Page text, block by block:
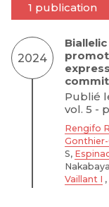
1 publication
2024
Publié
vol. 5 -
Rengifo
S,
Vaillant I ,